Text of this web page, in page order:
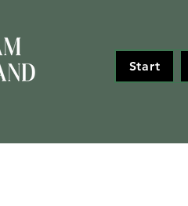
Start